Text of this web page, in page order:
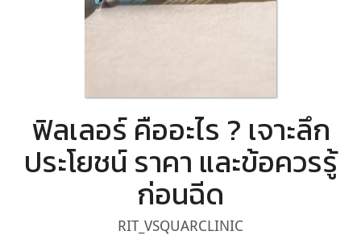
ฟิลเลอร์ คืออะไร ? เจาะลึก
ประโยชน์ ราคา และข้อควรรู้
ก่อนฉีด
RIT_VSQUARCLINIC